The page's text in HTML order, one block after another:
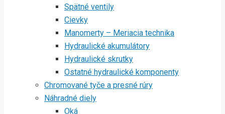
Spätné ventily
Cievky
Manomerty – Meriacia technika
Hydraulické akumulátory
Hydraulické skrutky
Ostatné hydraulické komponenty
Chromované tyče a presné rúry
Náhradné diely
Oká